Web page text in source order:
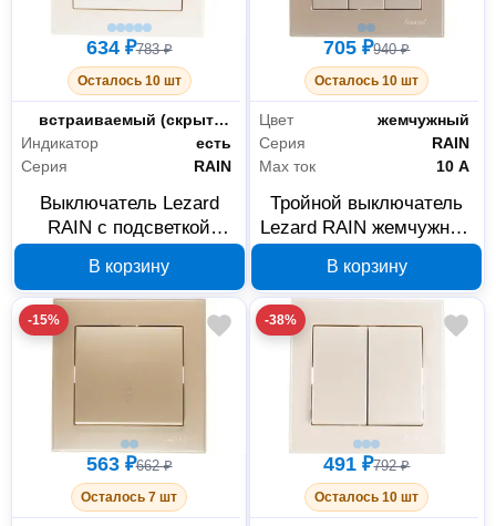
634 ₽783 ₽
Осталось 10 шт
Монтаж
встраиваемый (скрытый)
Индикатор
есть
Серия
RAIN
Выключатель Lezard
RAIN с подсветкой
111
В корзину
705 ₽940 ₽
Осталось 10 шт
Цвет
жемчужный
Серия
RAIN
Max ток
10 А
Тройной выключатель
Lezard RAIN жемчужный
В корзину
-15%
563 ₽662 ₽
Осталось 7 шт
-38%
491 ₽792 ₽
Осталось 10 шт